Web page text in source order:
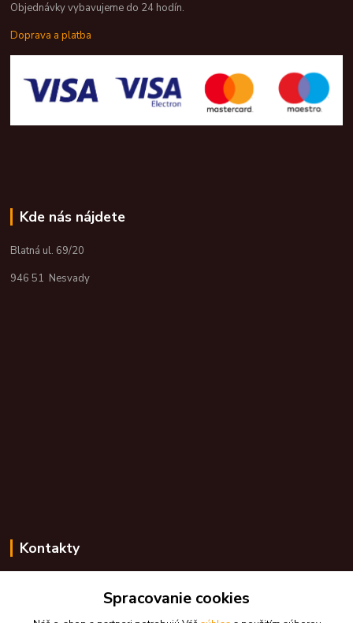
Objednávky vybavujeme do 24 hodín.
Doprava a platba
Kde nás nájdete
Blatná ul. 69/20
946 51 Nesvady
Kontakty
+421 948 776 224Spracovanie cookies